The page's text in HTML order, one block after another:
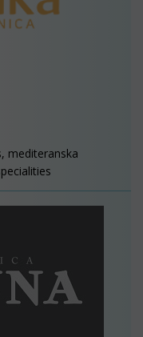
mediteranska